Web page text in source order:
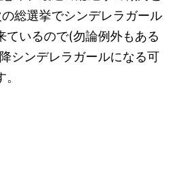
総選挙でシンデレラガール
ているので(勿論例外もある
シンデレラガールになる可